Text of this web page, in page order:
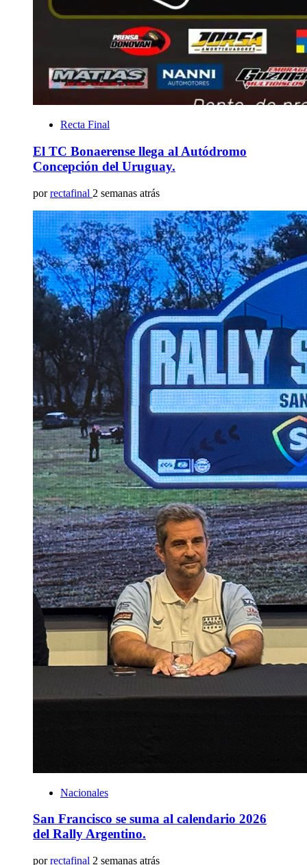
Recta Final
El TC Bonaerense llega al Autódromo
Concepción del Uruguay.
por rectafinal 2 semanas atrás
Nacionales
San Francisco se suma al calendario 2026
del Rally Argentino.
por rectafinal 2 semanas atrás